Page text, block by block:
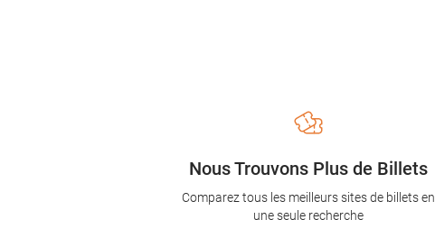
Nous Trouvons Plus de Billets
Comparez tous les meilleurs sites de billets en
une seule recherche